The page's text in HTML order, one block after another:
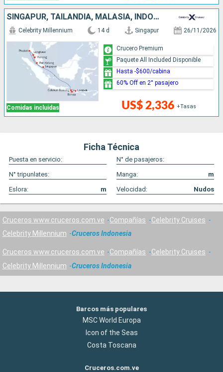
SINGAPUR, TAILANDIA, MALASIA, INDONESIA
Comidas incluidas
Celebrity Millennium 14 d Singapur 26/11/2026
US$ 2,336 +Tasas
Crucero Premium
Paquete All Included Disponible
Hasta -$600/cabina
60% Off en 2° pasajero
Ficha Técnica
Puesta en servicio:
N° de pasajeros:
N° tripunlates:
Manga:
m
Eslora:
m Velocidad: Nudos
Cruceros www.cruceros.com.ve Compañías
Celebrity Cruises
Celebrity Millennium
Cruceros Indonesia
Cruceros www.cruceros.com.ve Compañías
Celebrity Cruises
Celebrity Millennium
Cruceros Indonesia
Barcos más populares
MSC World Europa
Icon of the Seas
Costa Toscana
Cruceros.com.ve